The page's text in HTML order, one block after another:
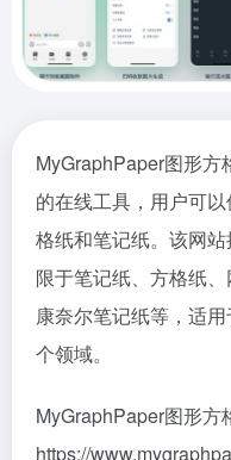
MyGraphPaper图形方
的在线工具，用户可
格纸和笔记纸。该网
限于笔记纸、方格纸、
康奈尔笔记纸等，适
个领域。
MyGraphPaper图形方
https://